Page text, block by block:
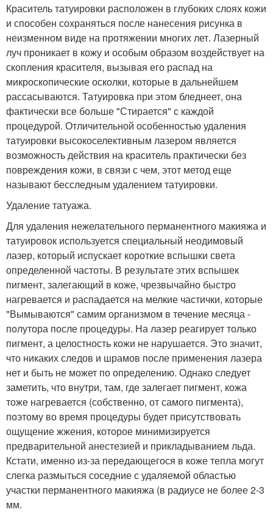
Краситель татуировки расположен в глубоких слоях кожи
и способен сохраняться после нанесения рисунка в
неизменном виде на протяжении многих лет. Лазерный
луч проникает в кожу и особым образом воздействует на
скопления красителя, вызывая его распад на
микроскопические осколки, которые в дальнейшем
рассасываются. Татуировка при этом бледнеет, она
фактически все больше "Стирается" с каждой
процедурой. Отличительной особенностью удаления
татуировки высокоселективным лазером является
возможность действия на краситель практически без
повреждения кожи, в связи с чем, этот метод еще
называют бесследным удалением татуировки.
Удаление татуажа.
Для удаления нежелательного перманентного макияжа и
татуировок используется специальный неодимовый
лазер, который испускает короткие вспышки света
определенной частоты. В результате этих вспышек
пигмент, залегающий в коже, чрезвычайно быстро
нагревается и распадается на мелкие частички, которые
"Вымываются" самим организмом в течение месяца -
полутора после процедуры. На лазер реагирует только
пигмент, а целостность кожи не нарушается. Это значит,
что никаких следов и шрамов после применения лазера
нет и быть не может по определению. Однако следует
заметить, что внутри, там, где залегает пигмент, кожа
тоже нагревается (собственно, от самого пигмента),
поэтому во время процедуры будет присутствовать
ощущение жжения, которое минимизируется
предварительной анестезией и прикладыванием льда.
Кстати, именно из-за передающегося в коже тепла могут
слегка размыться соседние с удаляемой областью
участки перманентного макияжа (в радиусе не более 2-3
мм.